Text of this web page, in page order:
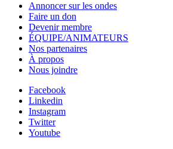
Annoncer sur les ondes
Faire un don
Devenir membre
ÉQUIPE/ANIMATEURS
Nos partenaires
À propos
Nous joindre
Facebook
Linkedin
Instagram
Twitter
Youtube